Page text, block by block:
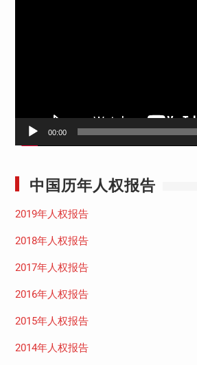
00:00
中国历年人权报告
2019年人权报告
2018年人权报告
2017年人权报告
2016年人权报告
2015年人权报告
2014年人权报告